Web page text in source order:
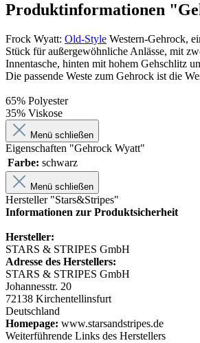
Produktinformationen
Frock Wyatt: Old-Style Western-Gehrock,
Stück für außergewöhnliche Anlässe, mit
Innentasche, hinten mit hohem Gehschlitz
Die passende Weste zum Gehrock ist die
65% Polyester
35% Viskose
Menü schließen
Eigenschaften "Gehrock Wyatt"
Farbe: schwarz
Menü schließen
Hersteller "Stars&Stripes"
Informationen zur Produktsicherheit
Hersteller:
STARS & STRIPES GmbH
Adresse des Herstellers:
STARS & STRIPES GmbH
Johannesstr. 20
72138 Kirchentellinsfurt
Deutschland
Homepage: www.starsandstripes.de
Weiterführende Links des Herstellers